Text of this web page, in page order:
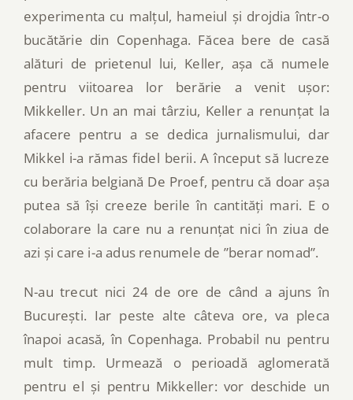
experimenta cu malțul, hameiul și drojdia într-o
bucătărie din Copenhaga. Făcea bere de casă
alături de prietenul lui, Keller, așa că numele
pentru viitoarea lor berărie a venit ușor:
Mikkeller. Un an mai târziu, Keller a renunțat la
afacere pentru a se dedica jurnalismului, dar
Mikkel i-a rămas fidel berii. A început să lucreze
cu berăria belgiană De Proef, pentru că doar așa
putea să își creeze berile în cantități mari. E o
colaborare la care nu a renunțat nici în ziua de
azi și care i-a adus renumele de ”berar nomad”.
N-au trecut nici 24 de ore de când a ajuns în
București. Iar peste alte câteva ore, va pleca
înapoi acasă, în Copenhaga. Probabil nu pentru
mult timp. Urmează o perioadă aglomerată
pentru el și pentru Mikkeller: vor deschide un